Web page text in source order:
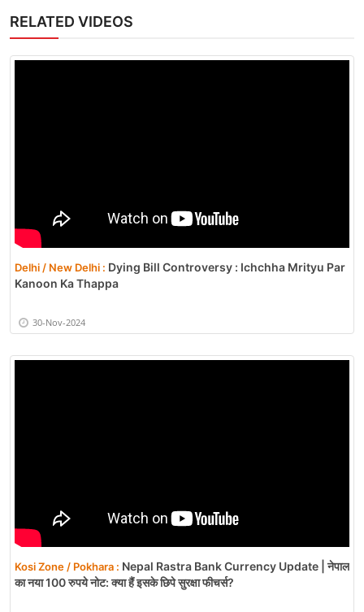
RELATED VIDEOS
Delhi / New Delhi : Dying Bill Controversy : Ichchha Mrityu Par
Kanoon Ka Thappa
30-Nov-2024
Kosi Zone / Pokhara : Nepal Rastra Bank Currency Update | नेपाल
का नया 100 रुपये नोट: क्या हैं इसके छिपे सुरक्षा फीचर्स?